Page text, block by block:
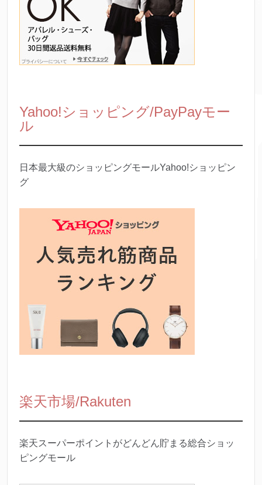
Yahoo!ショッピング/PayPayモー
ル
日本最大級のショッピングモールYahoo!ショッピン
グ
楽天市場/Rakuten
楽天スーパーポイントがどんどん貯まる総合ショッ
ピングモール